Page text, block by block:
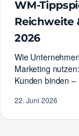
WM-
Reichweite
2026
Wie
Marketing
Kunden binden –
22. Juni 2026